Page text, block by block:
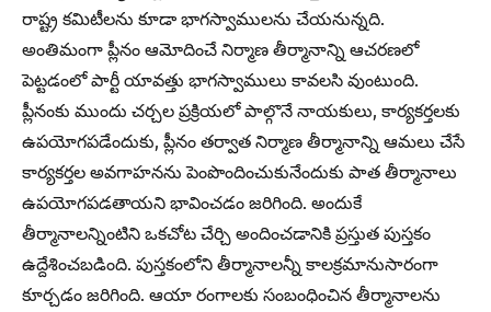
రాష్ట్ర కమిటీలను కూడా భాగస్వాములను చేయనున్నది.
అంతిమంగా ప్లీనం ఆమోదించే నిర్మాణ తీర్మానాన్ని ఆచరణలో
పెట్టడంలో పార్టీ యావత్తు భాగస్వాములు కావలసి వుంటుంది.
ప్లీనంకు ముందు చర్చల ప్రక్రియలో పాల్గొనే నాయకులు, కార్యకర్తలకు
ఉపయోగపడేందుకు, ప్లీనం తర్వాత నిర్మాణ తీర్మానాన్ని ఆమలు చేసే
కార్యకర్తల అవగాహనను పెంపొందించుకునేందుకు పాత తీర్మానాలు
ఉపయోగపడతాయని భావించడం జరిగింది. అందుకే
తీర్మానాలన్నింటిని ఒకచోట చేర్చి అందించడానికి ప్రస్తుత పుస్తకం
ఉద్దేశించబడింది. పుస్తకంలోని తీర్మానాలన్నీ కాలక్రమానుసారంగా
కూర్చడం జరిగింది. ఆయా రంగాలకు సంబంధించిన తీర్మానాలను